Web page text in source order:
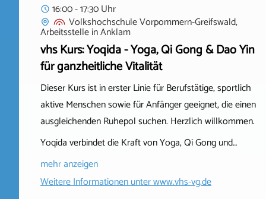
16:00 - 17:30 Uhr
Volkshochschule Vorpommern-Greifswald,
ArbeitsstelleinAnklam
vhs Kurs: Yoqida - Yoga, Qi Gong & Dao Yin
für ganzheitliche Vitalität
Dieser Kurs ist in erster Linie für Berufstätige, sportlich
aktive Menschen sowie für Anfänger geeignet, die einen
ausgleichenden Ruhepol suchen. Herzlich willkommen.
Yoqida verbindet die Kraft von Yoga, Qi Gong und…
mehr anzeigen
Weitere Informationen unterwww.vhs-vg.de